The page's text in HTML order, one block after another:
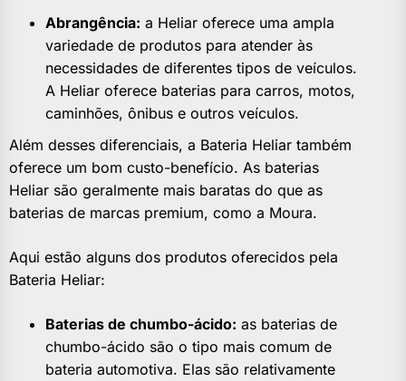
Abrangência: a Heliar oferece uma ampla
variedade de produtos para atender às
necessidades de diferentes tipos de veículos.
A Heliar oferece baterias para carros, motos,
caminhões, ônibus e outros veículos.
Além desses diferenciais, a Bateria Heliar também
oferece um bom custo-benefício. As baterias
Heliar são geralmente mais baratas do que as
baterias de marcas premium, como a Moura.
Aqui estão alguns dos produtos oferecidos pela
Bateria Heliar:
Baterias de chumbo-ácido: as baterias de
chumbo-ácido são o tipo mais comum de
bateria automotiva. Elas são relativamente